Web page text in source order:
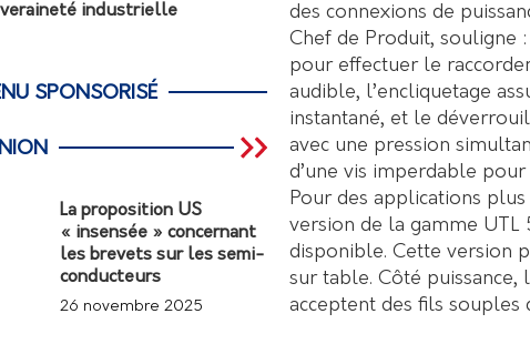
des connexions de
Chef de Produit, souligne :
pour effectuer le
audible, l’encliquetage
instantané, et le
avec une pression
d’une vis imperdable
Pour des applications
version de la gamme UTL
disponible. Cette version
sur table. Côté puissance,
acceptent des fils souples
industrielle
SPONSORISÉ
La proposition US
« insensée » concernant
les brevets sur les semi-
conducteurs
26 novembre 2025